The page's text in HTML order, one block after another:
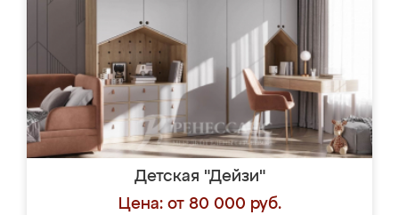
Детская "Дейзи"
Цена: от 80 000 руб.